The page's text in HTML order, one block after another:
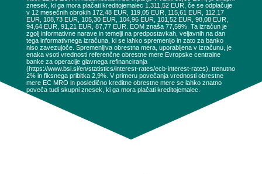
znesek, ki ga mora plačati kreditojemalec 1.311,52 EUR, če se odplačuje
v 12 mesečnih obrokih 172,48 EUR, 119,05 EUR, 115,61 EUR, 112,17
EUR, 108,73 EUR, 105,30 EUR, 104,96 EUR, 101,52 EUR, 98,08 EUR,
94,64 EUR, 91,21 EUR, 87,77 EUR. EOM znaša 77,59%. Ta izračun je
zgolj informativne narave in temelji na predpostavkah, veljavnih na dan
tega informativnega izračuna, ki se lahko spremenijo in zato za banko
niso zavezujoče. Spremenljiva obrestna mera, uporabljena v izračunu, je
enaka vsoti vrednosti referenčne obrestne mere Evropske centralne
banke za operacije glavnega refinanciranja
(https://www.bsi.si/en/statistics/interest-rates/ecb-interest-rates), trenutno
2% in fiksnega pribitka 2,9%. V primeru povečanja vrednosti obrestne
mere EC MRO in posledično kreditne obrestne mere se lahko znatno
poveča tudi skupni znesek, ki ga mora plačati kreditojemalec.